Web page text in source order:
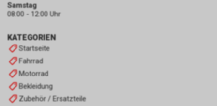
KATEGORIEN
Startseite
Fahrrad
Motorrad
Bekleidung
Zubehör / Ersatzteile
Samstag
08:00 - 12:00 Uhr